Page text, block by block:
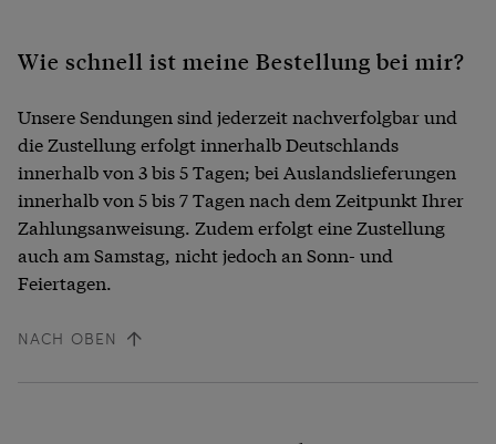
Wie schnell ist meine Bestellung bei mir?
Unsere Sendungen sind jederzeit nachverfolgbar und
die Zustellung erfolgt innerhalb Deutschlands
innerhalb von 3 bis 5 Tagen; bei Auslandslieferungen
innerhalb von 5 bis 7 Tagen nach dem Zeitpunkt Ihrer
Zahlungsanweisung. Zudem erfolgt eine Zustellung
auch am Samstag, nicht jedoch an Sonn- und
Feiertagen.
NACH OBEN